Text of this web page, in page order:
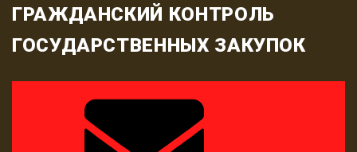
ГРАЖДАНСКИЙ КОНТРОЛЬ
ГОСУДАРСТВЕННЫХ ЗАКУПОК